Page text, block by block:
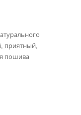
приятный,
пошива